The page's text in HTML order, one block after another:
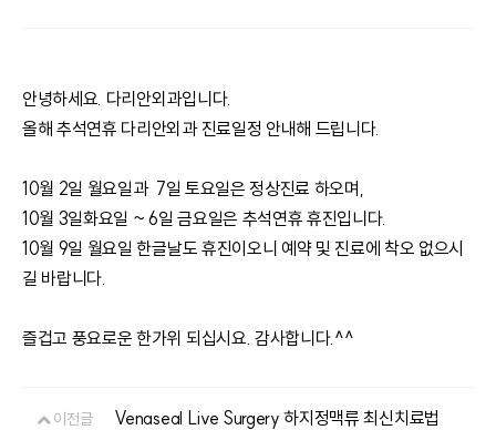
안녕하세요. 다리안외과입니다.
올해 추석연휴 다리안외과 진료일정 안내해 드립니다.
10월 2일 월요일과 7일 토요일은 정상진료 하오며,
10월 3일화요일 ~ 6일 금요일은 추석연휴 휴진입니다.
10월 9일 월요일 한글날도 휴진이오니 예약 및 진료에 착오 없으시
길 바랍니다.
즐겁고 풍요로운 한가위 되십시요. 감사합니다.^^
이전글 Venaseal Live Surgery 하지정맥류 최신치료법